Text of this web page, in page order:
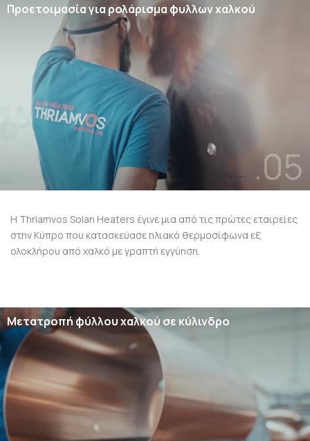
Προετοιμασία για ρολάρισμα φυλλων χαλκού
.05
Η Thriamvos Solan Heaters έγινε μια από τις πρώτες εταιρείες
στην Κύπρο που κατασκεύασε ηλιακό θερμοσίφωνα εξ
ολοκλήρου από χαλκό με γραπτή εγγύηση.
Μετατροπή φύλλου χαλκού σε κύλινδρο